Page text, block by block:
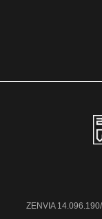
ZENVIA